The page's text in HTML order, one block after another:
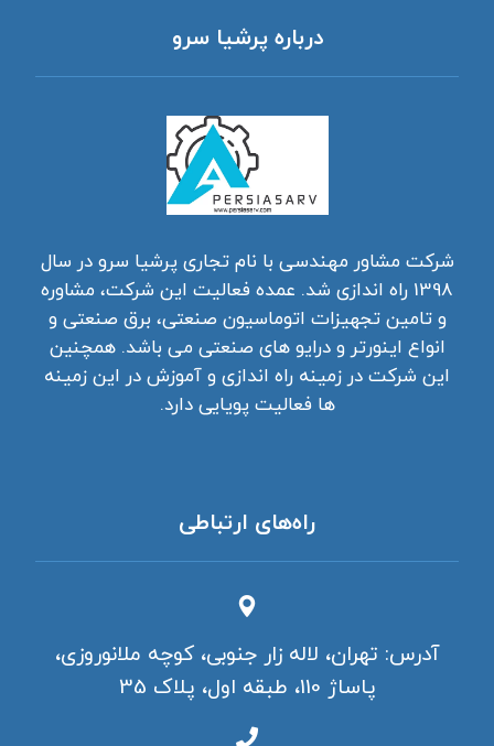
درباره پرشیا سرو
شرکت مشاور مهندسی با نام تجاری پرشیا سرو در سال
1398 راه اندازی شد. عمده فعالیت این شرکت، مشاوره
و تامین تجهیزات اتوماسیون صنعتی، برق صنعتی و
انواع اینورتر و درایو های صنعتی می باشد. همچنین
این شرکت در زمینه راه اندازی و آموزش در این زمینه
ها فعالیت پویایی دارد.
راه‌های ارتباطی
آدرس: تهران، لاله زار جنوبی، کوچه ملانوروزی،
پاساژ 110، طبقه اول، پلاک 35